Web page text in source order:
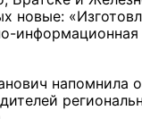
новые:
напомнила